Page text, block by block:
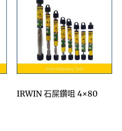
IRWIN 石屎鑽咀 4×80